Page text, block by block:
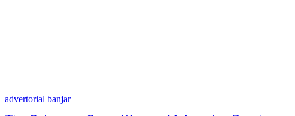
advertorial banjar